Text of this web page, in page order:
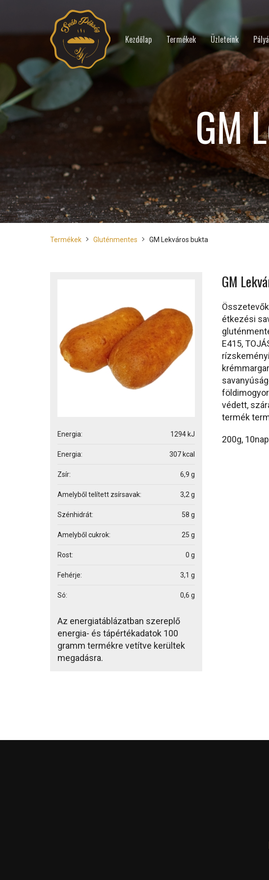
Kezdőlap Termékek Üzleteink
GM
Termékek Gluténmentes GM Lekváros bukta
Energia: 1294 kJ
Energia: 307 kcal
Zsír: 6,9 g
Amelyből telített zsírsavak: 3,2 g
Szénhidrát: 58 g
Amelyből cukrok: 25 g
Rost: 0 g
Fehérje: 3,1 g
Só: 0,6 g
Az energiatáblázatban szereplő
energia- és tápértékadatok 100
gramm termékre vetítve kerültek
megadásra.
GM
Összetevők
étkezési
E415,
védett,
termék
200g,